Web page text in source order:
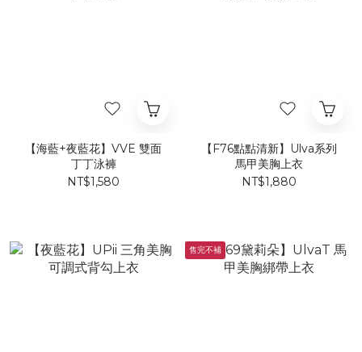
【海藍+夜藍花】VVE 雙面
丁丁泳褲
NT$1,580
【F76點點清新】Ulva系列
馬甲美胸上衣
NT$1,880
售完不補